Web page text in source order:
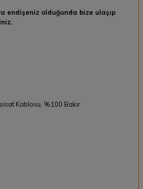
endişeniz olduğunda bize ulaşıp
Kablosu, %100 Bakır